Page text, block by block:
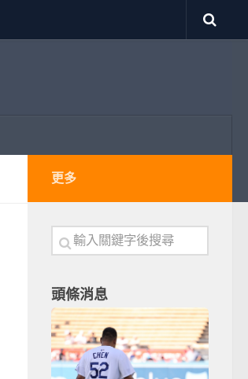
更多
頭條消息